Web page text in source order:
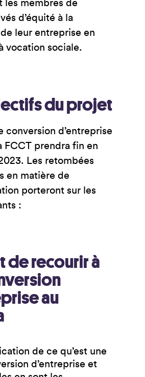
les membres de
d’équité à la
leur entreprise en
vocation sociale.
du projet
conversion d’entreprise
FCCT prendra fin en
Les retombées
en matière de
porteront sur les
:
de recourir à
au
de ce qu’est une
d’entreprise et